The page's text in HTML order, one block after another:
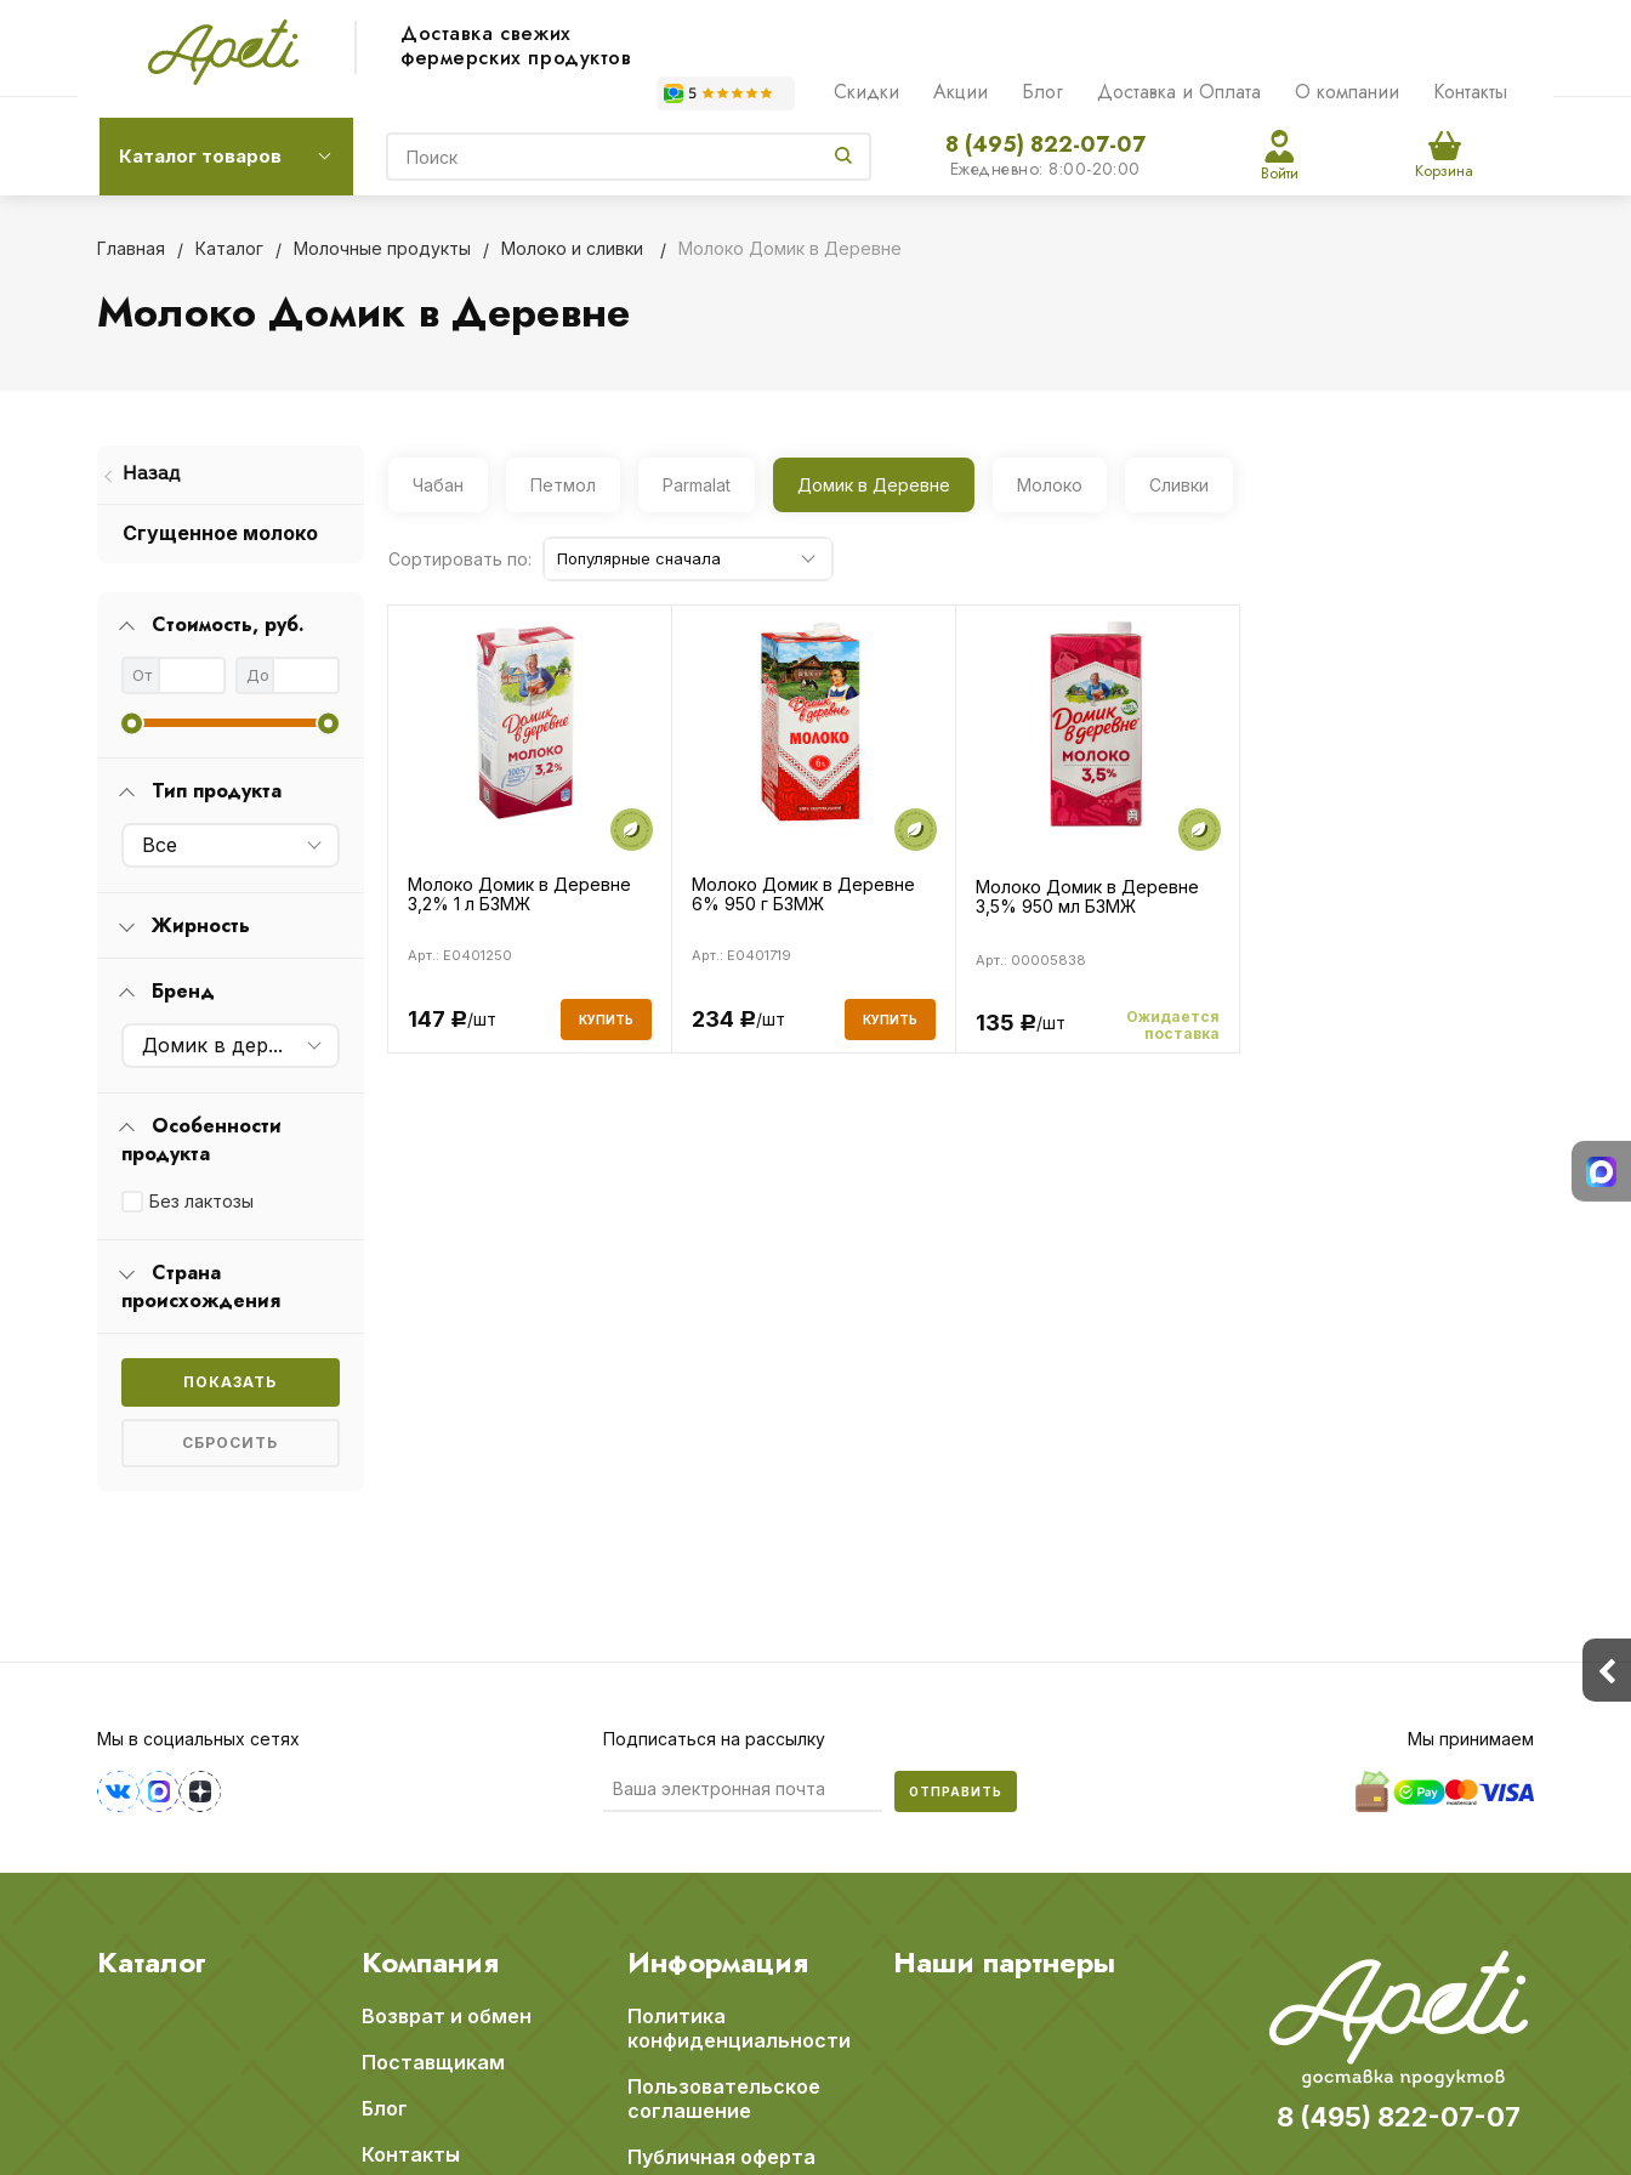
Доставка свежих
фермерских продуктов
Скидки Акции Блог Доставка и Оплата О компании Контакты
Каталог товаров 8 (495) 822-07-07
Ежедневно: 8:00-20:00 Войти Корзина
Главная Каталог Молочные продукты Молоко и сливки Молоко Домик в Деревне
Молоко Домик в Деревне
Назад
Сгущенное молоко
Стоимость, руб.
От До
Тип продукта
Все
Жирность
Бренд
Домик в деревне
Особенности
продукта
Без лактозы
Страна
происхождения
Чабан Петмол Parmalat Домик в Деревне Молоко Сливки
Сортировать по: Популярные сначала
Молоко Домик в Деревне
3,2% 1 л БЗМЖ
Арт.: E0401250
147 Р/шт КУПИТЬ
Молоко Домик в Деревне
6% 950 г БЗМЖ
Арт.: E0401719
234 Р/шт КУПИТЬ
Молоко Домик в Деревне
3,5% 950 мл БЗМЖ
Арт.: 00005838
135 Р/шт
Ожидается
поставка
Мы в социальных сетях Подписаться на рассылку
ОТПРАВИТЬ
Мы принимаем
Каталог Компания
Возврат и обмен
Поставщикам
Блог
Контакты
Информация
Политика
конфиденциальности
Пользовательское
соглашение
Публичная оферта
Наши партнеры
8 (495) 822-07-07